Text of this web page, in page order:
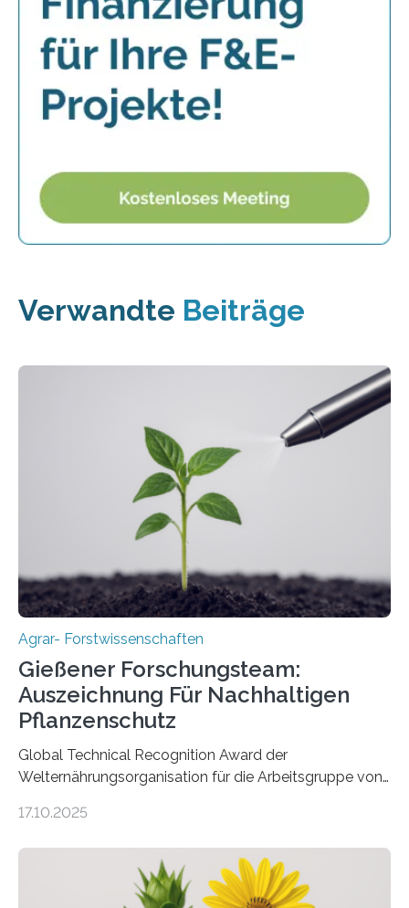
Verwandte Beiträge
Agrar- Forstwissenschaften
Gießener Forschungsteam:
Auszeichnung Für Nachhaltigen
Pflanzenschutz
Global Technical Recognition Award der
Welternährungsorganisation für die Arbeitsgruppe von
Insektenbiotechnologie der JLU Insekten spielen eine
aber Krankheiten übertragen und der Landwirtschaft
und dem Gartenbau erhebliche Schäden zufügen. Es ist
17.10.2025